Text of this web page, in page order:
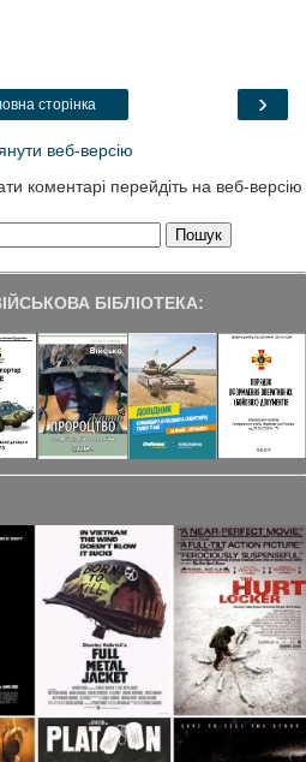
›
сторінка
веб-версію
коментарі перейдіть на веб-версію
БІБЛІОТЕКА: